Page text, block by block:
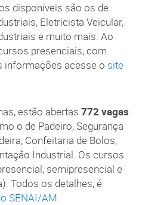
disponíveis são os de
Eletricista Veicular,
e muito mais. Ao
presenciais, com
informações acesse o site
estão abertas 772 vagas
o de Padeiro, Segurança
Confeitaria de Bolos,
Industrial. Os cursos
semipresencial e
Todos os detalhes, é
SENAI/AM.